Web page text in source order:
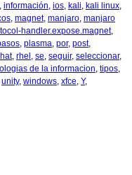
, información, ios, kali, kali linux,
, magnet, manjaro, manjaro
handler.expose.magnet,
, plasma, por, post,
, rhel , se, seguir, seleccionar,
de la informacion, tipos,
unity, windows, xfce, Y,